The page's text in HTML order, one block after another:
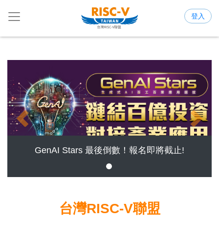
登入
GenAI Stars 最後倒數！報名即將截止!
Previous Next
台灣RISC-V聯盟